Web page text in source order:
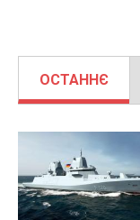
ОСТАННЄ